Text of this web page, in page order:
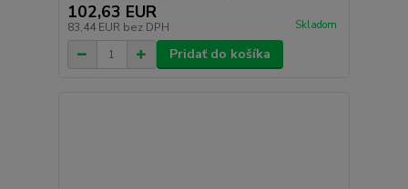
102,63 EUR
83,44 EUR bez DPH Skladom
Pridať do košíka